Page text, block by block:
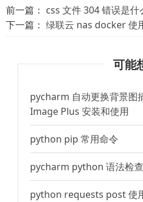
前一篇： css 文件 304 错误是什
下一篇： 绿联云 nas docker 使
可能
pycharm 自动更换背景图
Image Plus 安装和使用
python pip 常用命令
pycharm python 语法检
python requests post